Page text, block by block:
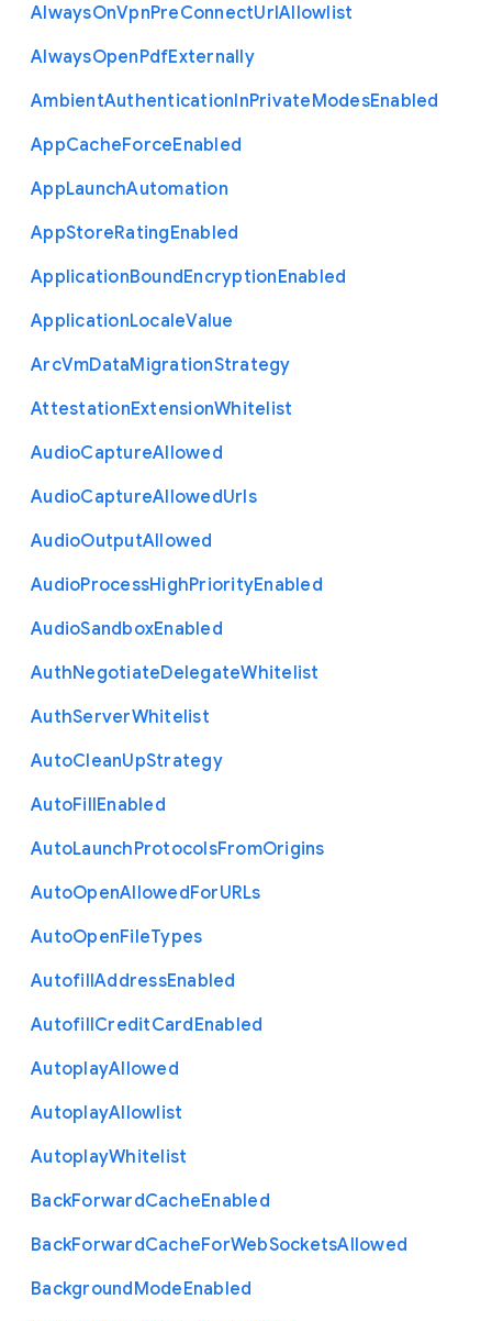
AlwaysOnVpnPreConnectUrlAllowlist
AlwaysOpenPdfExternally
AmbientAuthenticationInPrivateModesEnabled
AppCacheForceEnabled
AppLaunchAutomation
AppStoreRatingEnabled
ApplicationBoundEncryptionEnabled
ApplicationLocaleValue
ArcVmDataMigrationStrategy
AttestationExtensionWhitelist
AudioCaptureAllowed
AudioCaptureAllowedUrls
AudioOutputAllowed
AudioProcessHighPriorityEnabled
AudioSandboxEnabled
AuthNegotiateDelegateWhitelist
AuthServerWhitelist
AutoCleanUpStrategy
AutoFillEnabled
AutoLaunchProtocolsFromOrigins
AutoOpenAllowedForURLs
AutoOpenFileTypes
AutofillAddressEnabled
AutofillCreditCardEnabled
AutoplayAllowed
AutoplayAllowlist
AutoplayWhitelist
BackForwardCacheEnabled
BackForwardCacheForWebSocketsAllowed
BackgroundModeEnabled